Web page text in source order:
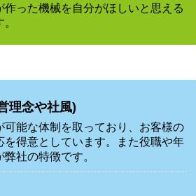
った機械を自分がほしいと思える
理念や社風)
能な体制を取っており、お客様の
得意としています。また役職や年
社の特徴です。